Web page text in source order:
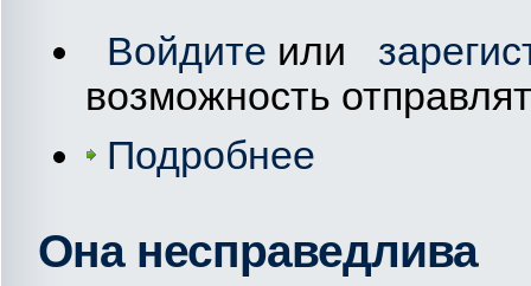
Войдите или
возможность
Подробнее
Она несправедлива